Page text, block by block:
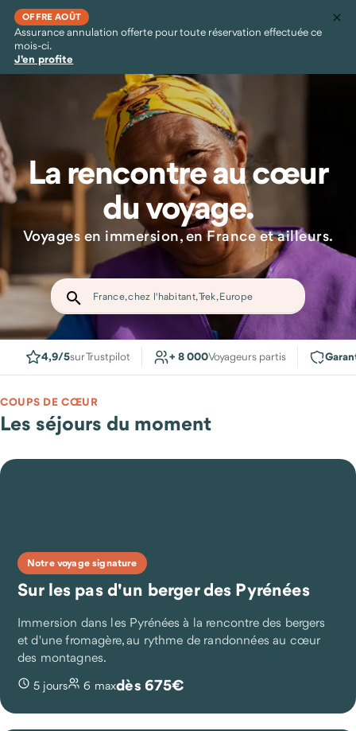
OFFRE AOÛT
Assurance annulation offerte pour toute réservation effectuée ce
mois-ci.
J'en profite
La rencontre au cœur
du voyage.
Voyages en immersion, en France et ailleurs.
France, chez l'habitant, Trek, Europe
4,9/5sur Trustpilot + 8 000Voyageurs partis
COUPS DE CŒUR
Les séjours du moment
Notre voyage signature
Sur les pas d'un berger des Pyrénées
Immersion dans les Pyrénées à la rencontre des bergers
et d'une fromagère, au rythme de randonnées au cœur
des montagnes.
5 jours 6 maxdès 675€